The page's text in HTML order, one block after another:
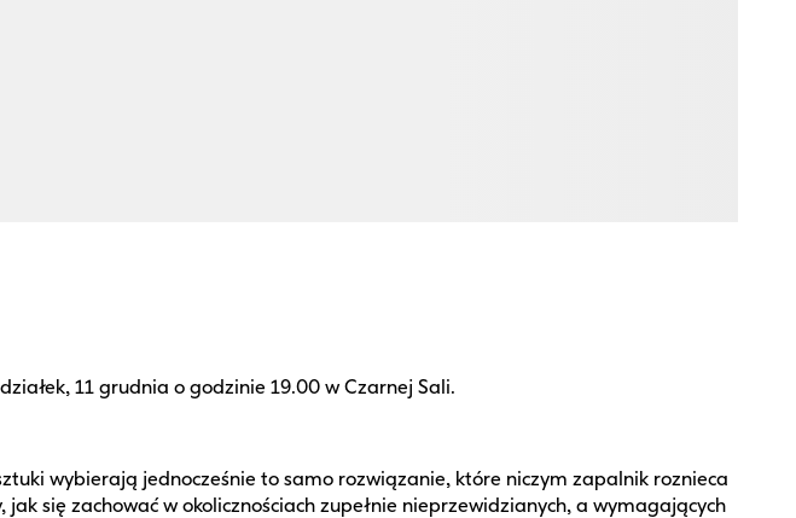
11 grudnia o godzinie 19.00 w Czarnej Sali.
wybierają jednocześnie to samo rozwiązanie, które niczym zapalnik roznieca
się zachować w okolicznościach zupełnie nieprzewidzianych, a wymagających